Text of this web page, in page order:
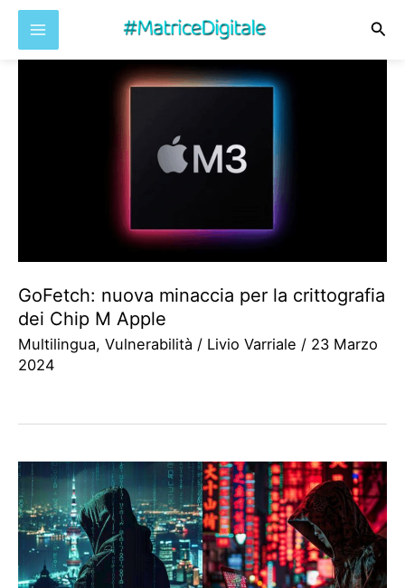
GoFetch: nuova minaccia per la crittografia
dei Chip M Apple
Multilingua, Vulnerabilità / Livio Varriale / 23 Marzo
2024